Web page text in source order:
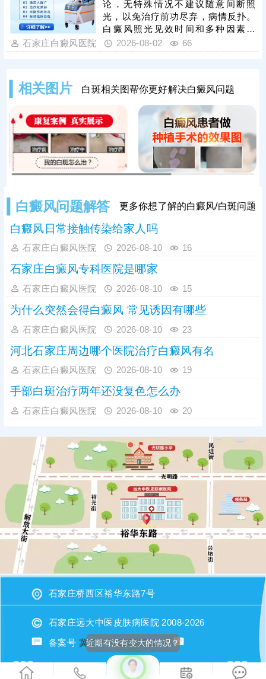
白癜风治疗期间还需从自身做起，避
免不良因素刺激，防治结合，逐步令
病情好转。
论，无特殊情况不建议随意间断照
光，以免治疗前功尽弃，病情反扑。
白癜风照光见效时间和多种因素有
关，包括患者病情、照光参数，病情
较轻，规范治疗，好转快;若是病情严
医嘱对症照光联合药物治疗，双管齐
下，强化疗效，提升祛白速度。
石家庄白癜风医院 2026-08-02 66
相关图片 白斑相关图帮你更好解决白癜风问题
白癜风问题解答 更多你想了解的白癜风/白斑问题
白癜风日常接触传染给家人吗
石家庄白癜风医院 2026-08-10 16
石家庄白癜风专科医院是哪家
石家庄白癜风医院 2026-08-10 15
为什么突然会得白癜风 常见诱因有哪些
石家庄白癜风医院 2026-08-10 23
河北石家庄周边哪个医院治疗白癜风有名
石家庄白癜风医院 2026-08-10 19
手部白斑治疗两年还没复色怎么办
石家庄白癜风医院 2026-08-10 20
石家庄桥西区裕华东路7号
石家庄远大中医皮肤病医院 2008-2026
备案号 冀ICP备2023015620号
近期有没有变大的情况？